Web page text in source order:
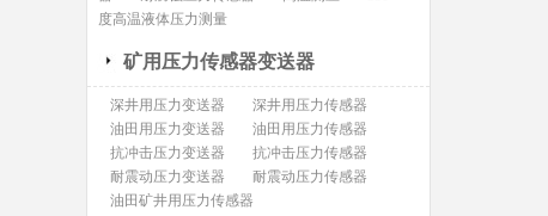
度高温液体压力测量
矿用压力传感器变送器
深井用压力变送器
深井用压力传感器
油田用压力变送器
油田用压力传感器
抗冲击压力变送器
抗冲击压力传感器
耐震动压力变送器
耐震动压力传感器
油田矿井用压力传感器